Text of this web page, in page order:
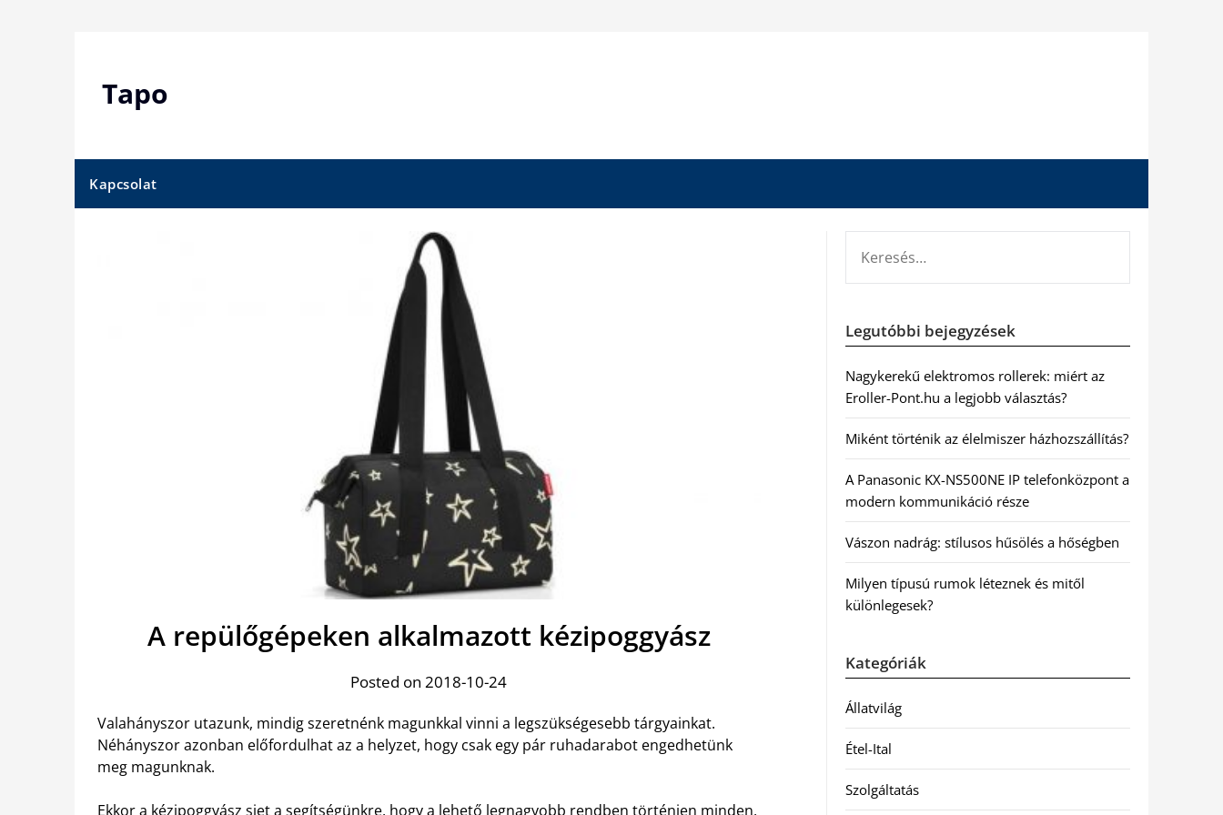
Tapo
Kapcsolat
A repülőgépeken alkalmazott kézipoggyász
Posted on 2018-10-24
Valahányszor utazunk, mindig szeretnénk magunkkal vinni a legszükségesebb tárgyainkat.
Néhányszor azonban előfordulhat az a helyzet, hogy csak egy pár ruhadarabot engedhetünk
meg magunknak.
Ekkor a kézipoggyász siet a segítségünkre, hogy a lehető legnagyobb rendben történjen minden,
Legutóbbi bejegyzések
Nagykerekű elektromos rollerek: miért az
Eroller-Pont.hu a legjobb választás?
Miként történik az élelmiszer házhozszállítás?
A Panasonic KX-NS500NE IP telefonközpont a
modern kommunikáció része
Vászon nadrág: stílusos hűsölés a hőségben
Milyen típusú rumok léteznek és mitől
különlegesek?
Kategóriák
Állatvilág
Étel-Ital
Szolgáltatás